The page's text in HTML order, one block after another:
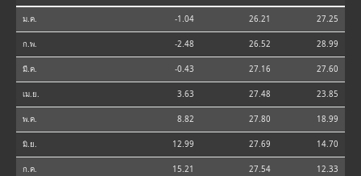
ม.ค. -1.04 26.21 27.25
ก.พ. -2.48 26.52 28.99
มี.ค. -0.43 27.16 27.60
เม.ย. 3.63 27.48 23.85
พ.ค. 8.82 27.80 18.99
มิ.ย. 12.99 27.69 14.70
ก.ค. 15.21 27.54 12.33